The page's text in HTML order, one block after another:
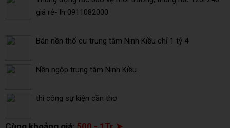
giá rẻ- lh 0911082000
Bán nền thổ cư trung tâm Ninh Kiều chỉ 1 tỷ 4
Nền ngộp trung tâm Ninh Kiều
thi công sự kiện cần thơ